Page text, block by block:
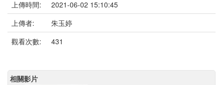
上傳時間:
2021-06-02 15:10:45
上傳者:
朱玉婷
觀看次數:
431
相關影片